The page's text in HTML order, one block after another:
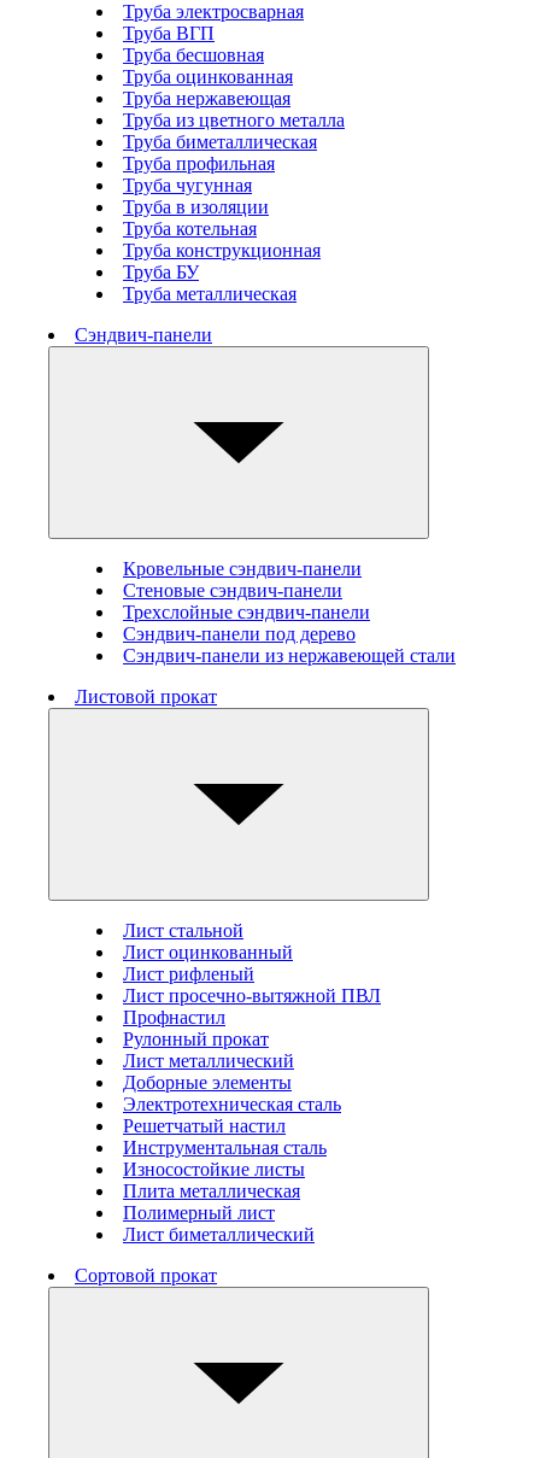
Труба электросварная
Труба ВГП
Труба бесшовная
Труба оцинкованная
Труба нержавеющая
Труба из цветного металла
Труба биметаллическая
Труба профильная
Труба чугунная
Труба в изоляции
Труба котельная
Труба конструкционная
Труба БУ
Труба металлическая
Сэндвич-панели
Кровельные сэндвич-панели
Стеновые cэндвич-панели
Трехслойные сэндвич-панели
Сэндвич-панели под дерево
Сэндвич-панели из нержавеющей стали
Листовой прокат
Лист стальной
Лист оцинкованный
Лист рифленый
Лист просечно-вытяжной ПВЛ
Профнастил
Рулонный прокат
Лист металлический
Доборные элементы
Электротехническая сталь
Решетчатый настил
Инструментальная сталь
Износостойкие листы
Плита металлическая
Полимерный лист
Лист биметаллический
Сортовой прокат